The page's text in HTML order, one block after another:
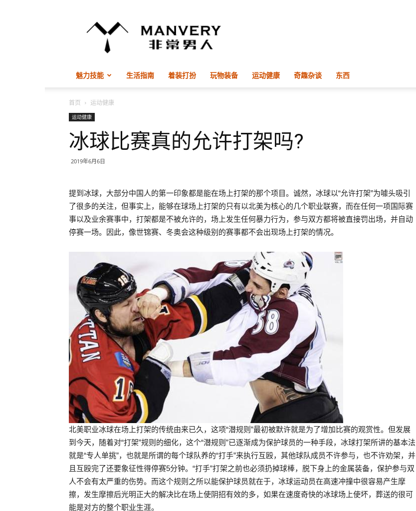
常
魅力技能
生活指南 着装打扮 玩物装备 运动健康 奇趣杂谈 东西
首页 运动健康
运动健康
冰球比赛真的允许打架吗?
2019年6月6日
提到冰球，大部分中国人的第一印象都是能在场上打架的那个项目。诚然，冰球以“允许打架”为噱头吸引
了很多的关注，但事实上，能够在球场上打架的只有以北美为核心的几个职业联赛，而在任何一项国际赛
事以及业余赛事中，打架都是不被允许的，场上发生任何暴力行为，参与双方都将被直接罚出场，并自动
停赛一场。因此，像世锦赛、冬奥会这种级别的赛事都不会出现场上打架的情况。
北美职业冰球在场上打架的传统由来已久，这项“潜规则”最初被默许就是为了增加比赛的观赏性。但发展
到今天，随着对“打架”规则的细化，这个“潜规则”已逐渐成为保护球员的一种手段，冰球打架所讲的基本法
就是“专人单挑”，也就是所谓的每个球队养的“打手”来执行互殴，其他球队成员不许参与，也不许劝架，并
且互殴完了还要象征性得停赛5分钟。“打手”打架之前也必须扔掉球棒，脱下身上的金属装备，保护参与双
人不会有太严重的伤势。而这个规则之所以能保护球员就在于，冰球运动员在高速冲撞中很容易产生摩
擦，发生摩擦后光明正大的解决比在场上使阴招有效的多，如果在速度奇快的冰球场上使坏，葬送的很可
能是对方的整个职业生涯。